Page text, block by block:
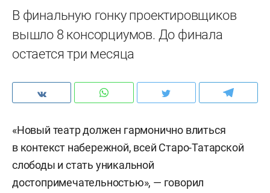
В финальную гонку проектировщиков
вышло 8 консорциумов. До финала
остается три месяца
«Новый театр должен гармонично влиться
в контекст набережной, всей Старо-Татарской
слободы и стать уникальной
достопримечательностью», — говорил